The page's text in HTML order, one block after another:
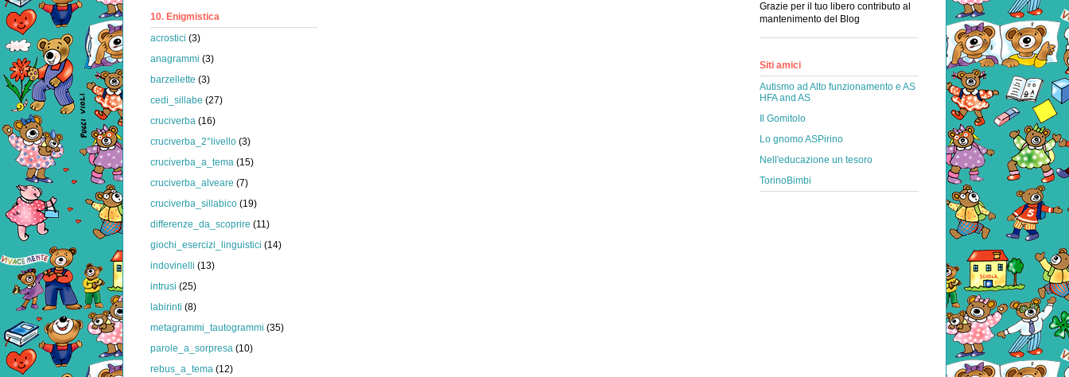
10. Enigmistica
acrostici (3)
anagrammi (3)
barzellette (3)
cedi_sillabe (27)
cruciverba (16)
cruciverba_2°livello (3)
cruciverba_a_tema (15)
cruciverba_alveare (7)
cruciverba_sillabico (19)
differenze_da_scoprire (11)
giochi_esercizi_linguistici (14)
indovinelli (13)
intrusi (25)
labirinti (8)
metagrammi_tautogrammi (35)
parole_a_sorpresa (10)
rebus_a_tema (12)
Grazie per il tuo libero contributo al
mantenimento del Blog
Siti amici
Autismo ad Alto funzionamento e AS
HFA and AS
Il Gomitolo
Lo gnomo ASPirino
Nell'educazione un tesoro
TorinoBimbi